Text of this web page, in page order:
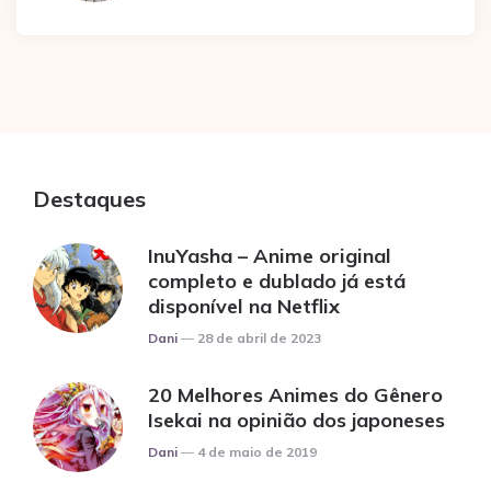
Destaques
InuYasha – Anime original
completo e dublado já está
disponível na Netflix
Posted
Dani 28 de abril de 2023
20 Melhores Animes do Gênero
Isekai na opinião dos japoneses
Posted
Dani 4 de maio de 2019